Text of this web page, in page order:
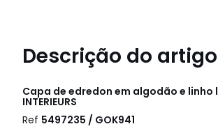
Descrição do artigo
Capa de edredon em algodão e
INTERIEURS
Ref 5497235 / GOK941